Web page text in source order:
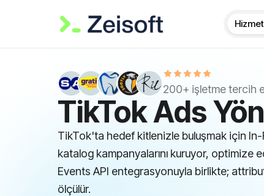
200+ işletme tercih
TikTok Ads
TikTok'ta hedef kitlenizle buluşmak için
katalog kampanyalarını kuruyor, optimize
Events API entegrasyonuyla birlikte;
ölçülür.